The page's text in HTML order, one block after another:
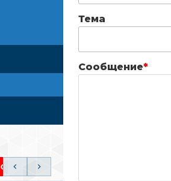
ТРЕК (СПО-ВО)
Тема
Сообщение*